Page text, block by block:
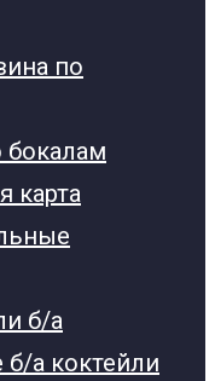
по
бокалам
карта
б/а
б/а коктейли